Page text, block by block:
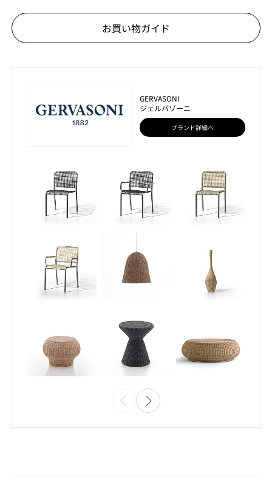
お買い物ガイド
GERVASONI
ジェルバゾーニ
ブランド詳細へ